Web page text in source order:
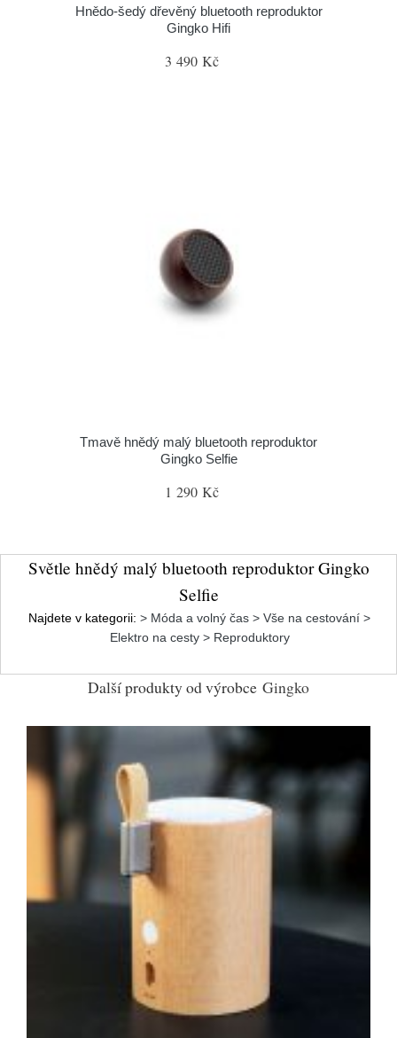
Hnědo-šedý dřevěný bluetooth reproduktor
Gingko Hifi
3 490 Kč
Tmavě hnědý malý bluetooth reproduktor
Gingko Selfie
1 290 Kč
Světle hnědý malý bluetooth reproduktor Gingko
Selfie
Najdete v kategorii: > Móda a volný čas > Vše na cestování >
Elektro na cesty > Reproduktory
Další produkty od výrobce Gingko